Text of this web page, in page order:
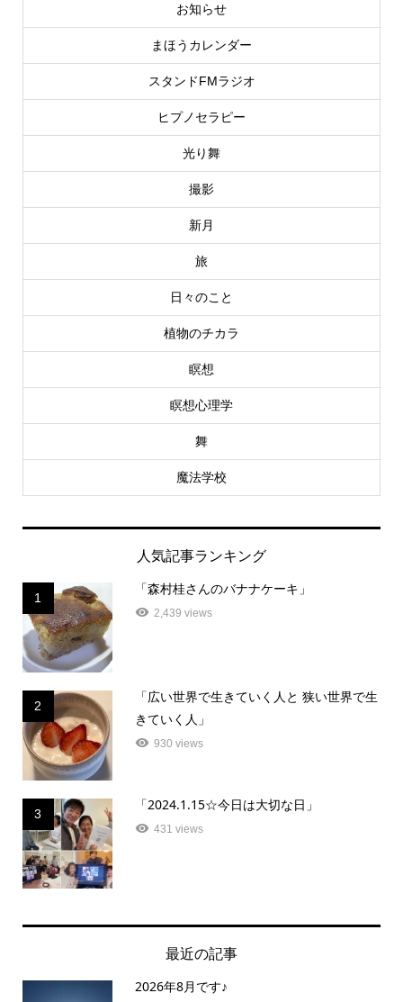
お知らせ
まほうカレンダー
スタンドFMラジオ
ヒプノセラピー
光り舞
撮影
新月
旅
日々のこと
植物のチカラ
瞑想
瞑想心理学
舞
魔法学校
人気記事ランキング
1
「森村桂さんのバナナケーキ」
2,439 views
2
「広い世界で生きていく人と 狭い世界で生
きていく人」
930 views
3
「2024.1.15☆今日は大切な日」
431 views
最近の記事
2026年8月です♪